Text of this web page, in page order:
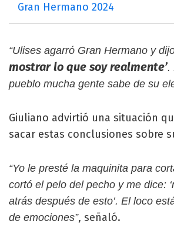
Gran Hermano 2024
“Ulises agarró Gran Hermano y
mostrar lo que soy realmente’.
pueblo mucha gente sabe de su
Giuliano advirtió una situación
sacar estas conclusiones sobre
“Yo le presté la maquinita para
cortó el pelo del pecho y me dice:
atrás después de esto’. El loco
de emociones”, señaló.